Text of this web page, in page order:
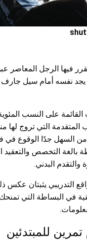
فيها الرجل المعاصر
يجد نفسه أمام سيل جارف
القائمة على النسب
المتقدمة التي تروج لها
من السهل جدًا الوقوع في
بالغة التخصص والتعقيد
والتقدم البدني.
التدريبي يثبتان عكس
في البساطة التي
للمبتدئين